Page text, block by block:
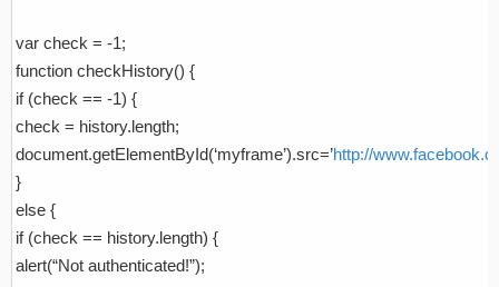
var check = -1;
function checkHistory() {
if (check == -1) {
check = history.length;
document.getElementById(‘myframe’).src=’http://
}
else {
if (check == history.length) {
alert(“Not authenticated!”);